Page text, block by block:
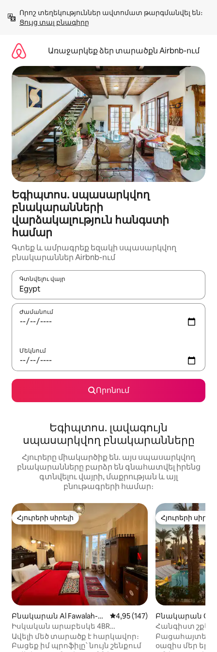
բովանդակությանը
Ցույց տալ բնագիրը
Առաջարկեք ձեր տարածքն Airbnb-ում
Եգիպտոս. սպասարկվող
բնակարանների
վարձակալություն հանգստի
համար
Գտեք և ամրագրեք եզակի սպասարկվող
բնակարաններ Airbnb-ում
Գտնվելու վայր
Երբ արդյունքները հասանելի լինեն, սլաքների
Ժամանում
Մեկնում
Որոնում
Եգիպտոս. լավագույն
սպասարկվող բնակարանները
Հյուրերը միակարծիք են. այս սպասարկվող
բնակարանները բարձր են գնահատվել իրենց
գտնվելու վայրի, մաքրության և այլ
բնութագրերի համար։
Հյուրերի սիրելի
Հյուրերի սիրելի
Բնակարան Al Fawalah-ու
մ
Միջին վարկանիշը՝ 5-ից
4,95 (147)
Իսկական արաբեսկե 4BR
բնակարան կենտրոնում ՝
անանուխ 36
Ավելի մեծ տարածք է հարկավոր։
Բացեք իմ պրոֆիլը՝ նույն շենքում
Հյուրերի
Հյուրերի
Բնակարան
Ash Sheikh-ում
Հանգիստ շքեղ
սեզոնով
Բացահայտեք
օազիս մեր